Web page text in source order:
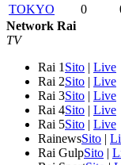
TOKYO
0
Network Rai
TV
Rai 1 Sito | Live
Rai 2Sito | Live
Rai 3Sito | Live
Rai 4Sito | Live
Rai 5Sito | Live
RainewsSito |
Rai GulpSito |